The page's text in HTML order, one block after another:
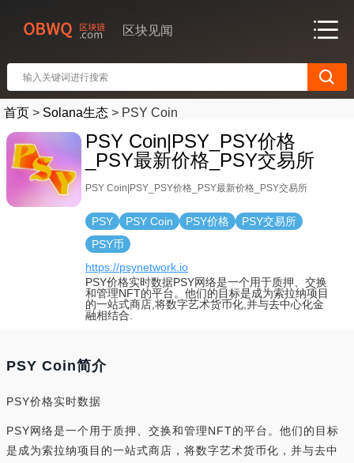
区块见闻
首页 > Solana生态 > PSY Coin
PSY Coin|PSY_PSY价格
_PSY最新价格_PSY交易所
PSY Coin|PSY_PSY价格_PSY最新价格_PSY交易所
PSY PSY Coin PSY价格
PSY交易所
PSY币
https://psynetwork.io
PSY价格实时数据PSY网络是一个用于质押、交换
和管理NFT的平台。他们的目标是成为索拉纳项目
的一站式商店,将数字艺术货币化,并与去中心化金
融相结合.
PSY Coin简介
PSY价格实时数据
PSY网络是一个用于质押、交换和管理NFT的平台。他们的目标
是成为索拉纳项目的一站式商店，将数字艺术货币化，并与去中